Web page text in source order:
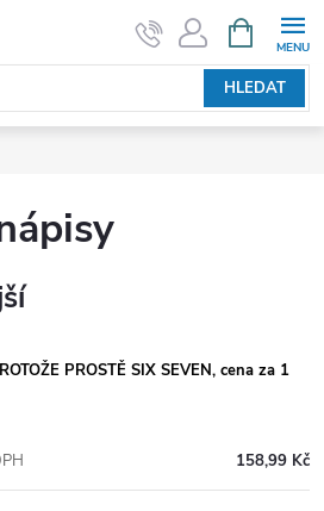
HLEDAT
NÁKUPNÍ
KOŠÍK
PROSTĚ SIX SEVEN, cena za 1
158,99 Kč